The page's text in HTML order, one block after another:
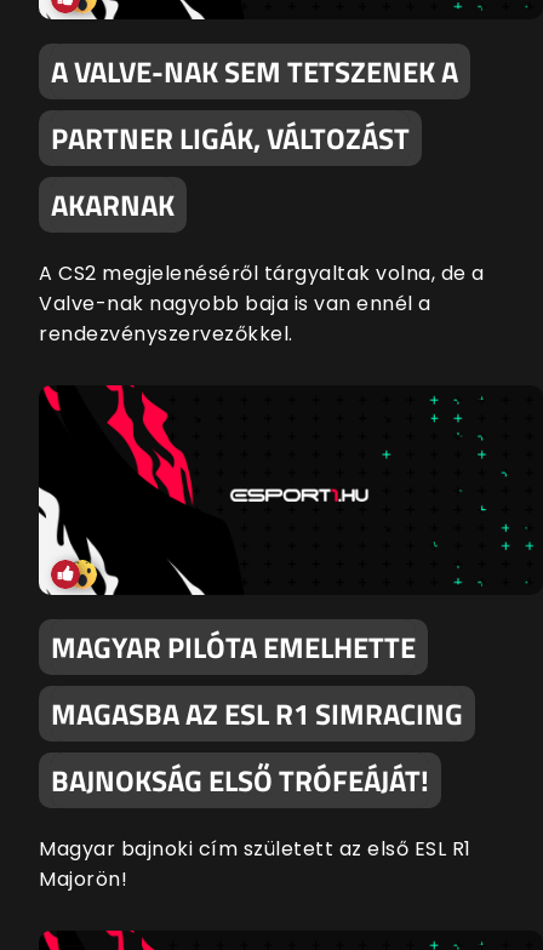
A VALVE-NAK SEM TETSZENEK A
PARTNER LIGÁK, VÁLTOZÁST
AKARNAK
A CS2 megjelenéséről tárgyaltak volna, de a
Valve-nak nagyobb baja is van ennél a
rendezvényszervezőkkel.
MAGYAR PILÓTA EMELHETTE
MAGASBA AZ ESL R1 SIMRACING
BAJNOKSÁG ELSŐ TRÓFEÁJÁT!
Magyar bajnoki cím született az első ESL R1
Majorön!